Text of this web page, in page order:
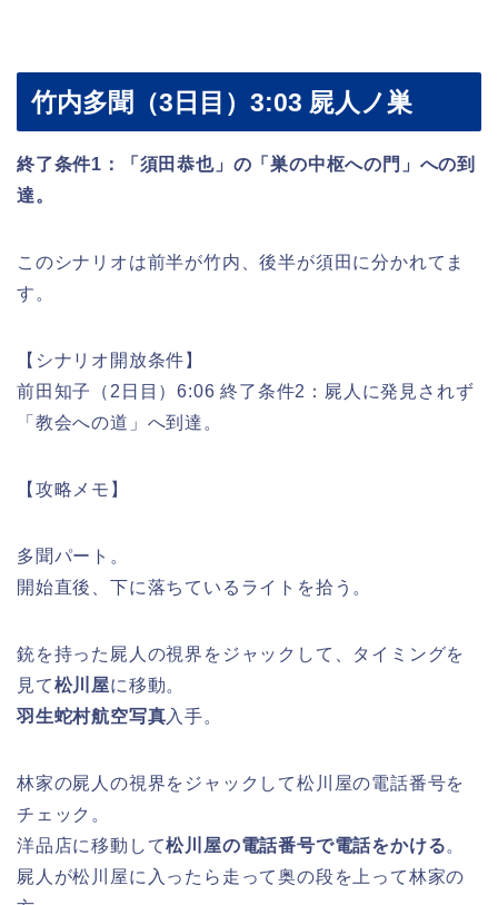
竹内多聞（3日目）3:03 屍人ノ巣
終了条件1：「須田恭也」の「巣の中枢への門」への到
達。
このシナリオは前半が竹内、後半が須田に分かれてま
す。
【シナリオ開放条件】
前田知子（2日目）6:06 終了条件2：屍人に発見されず
「教会への道」へ到達。
【攻略メモ】
多聞パート。
開始直後、下に落ちているライトを拾う。
銃を持った屍人の視界をジャックして、タイミングを
見て松川屋に移動。
羽生蛇村航空写真入手。
林家の屍人の視界をジャックして松川屋の電話番号を
チェック。
洋品店に移動して松川屋の電話番号で電話をかける。
屍人が松川屋に入ったら走って奥の段を上って林家の